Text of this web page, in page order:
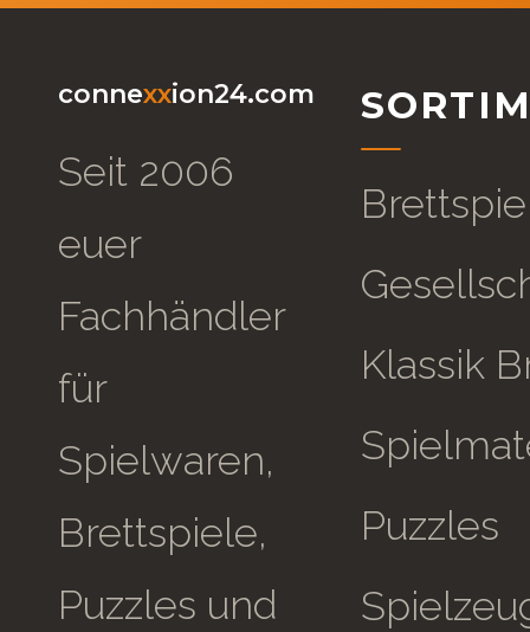
connexxion24.com
Seit 2006
euer
Fachhändler
für
Spielwaren,
Brettspiele,
Puzzles und
Klassik
Puzzles